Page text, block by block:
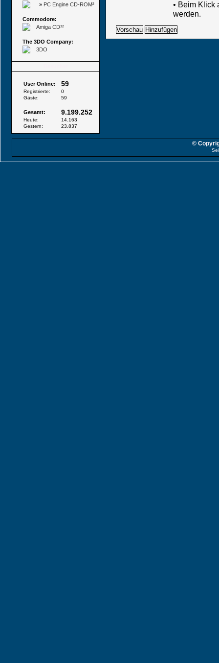
» PC Engine CD-ROM²
Commodore:
Amiga CD³²
The 3DO Company:
3DO
User Online: 59
Registrierte:
0
Gäste:
59
Gesamt: 9.199.252
Heute:
14.163
Gestern:
23.837
• Beim Klick
werden.
©